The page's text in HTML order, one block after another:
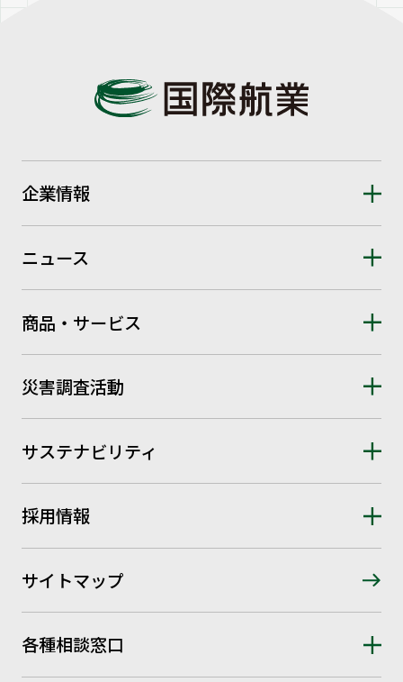
企業情報
ニュース
商品・サービス
災害調査活動
サステナビリティ
採用情報
サイトマップ
各種相談窓口